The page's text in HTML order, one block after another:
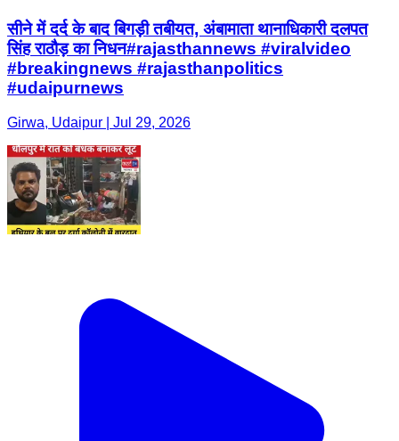
सीने में दर्द के बाद बिगड़ी तबीयत, अंबामाता थानाधिकारी दलपत
सिंह राठौड़ का निधन#rajasthannews #viralvideo
#breakingnews #rajasthanpolitics
#udaipurnews
Girwa, Udaipur | Jul 29, 2026